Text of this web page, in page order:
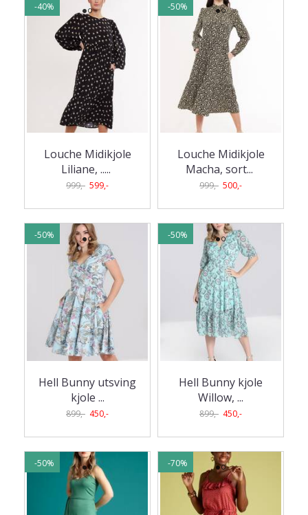
-40%
Louche Midikjole
Liliane, .....
999,- 599,-
-50%
Louche Midikjole
Macha, sort...
999,- 500,-
-50%
Hell Bunny utsving
kjole ...
899,- 450,-
-50%
Hell Bunny kjole
Willow, ...
899,- 450,-
-50% -70%